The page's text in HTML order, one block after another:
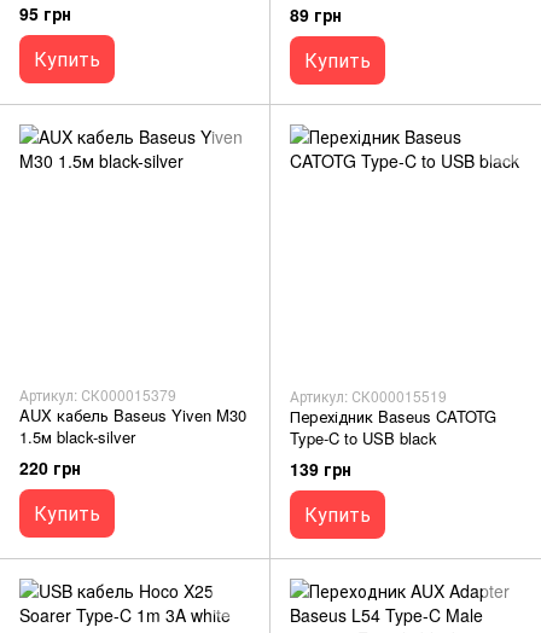
95 грн
Купить
89 грн
Купить
Артикул: СК000015379
AUX кабель Baseus Yiven M30
1.5м black-silver
220 грн
Купить
Артикул: СК000015519
Перехідник Baseus CATOTG
Type-C to USB black
139 грн
Купить